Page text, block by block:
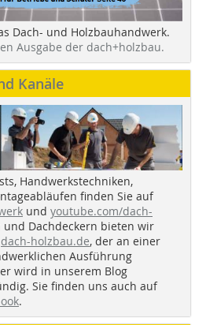
Dach- und Holzbauhandwerk.
Ausgabe der dach+holzbau.
Kanäle
Handwerkstechniken,
finden Sie auf
und youtube.com/dach-
und Dachdeckern bieten wir
dach-holzbau.de, der an einer
Ausführung
wird in unserem Blog
Sie finden uns auch auf
.